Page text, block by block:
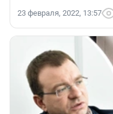
23 февраля, 2022, 13:57